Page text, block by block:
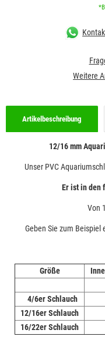
Weitere
Artikelbeschreibung
12/16 mm
Unser PVC
Er ist in den
Von
Geben Sie zum Beispiel
Größe
4/6er Schlauch
12/16er Schlauch
16/22er Schlauch